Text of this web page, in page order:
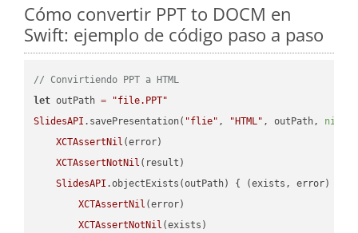
Cómo convertir PPT to DOCM en
Swift: ejemplo de código paso a paso
// Convirtiendo PPT a HTML
let outPath =
"file.PPT"
SlidesAPI .savePresentation( "flie" , "HTML" , outPath, nil
XCTAssertNil (error)
XCTAssertNotNil (result)
SlidesAPI .objectExists(outPath) { (exists, error) ->
XCTAssertNil (error)
XCTAssertNotNil (exists)